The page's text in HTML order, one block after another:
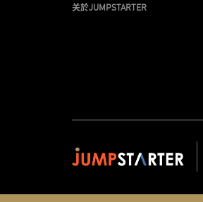
关於JUMPSTARTER